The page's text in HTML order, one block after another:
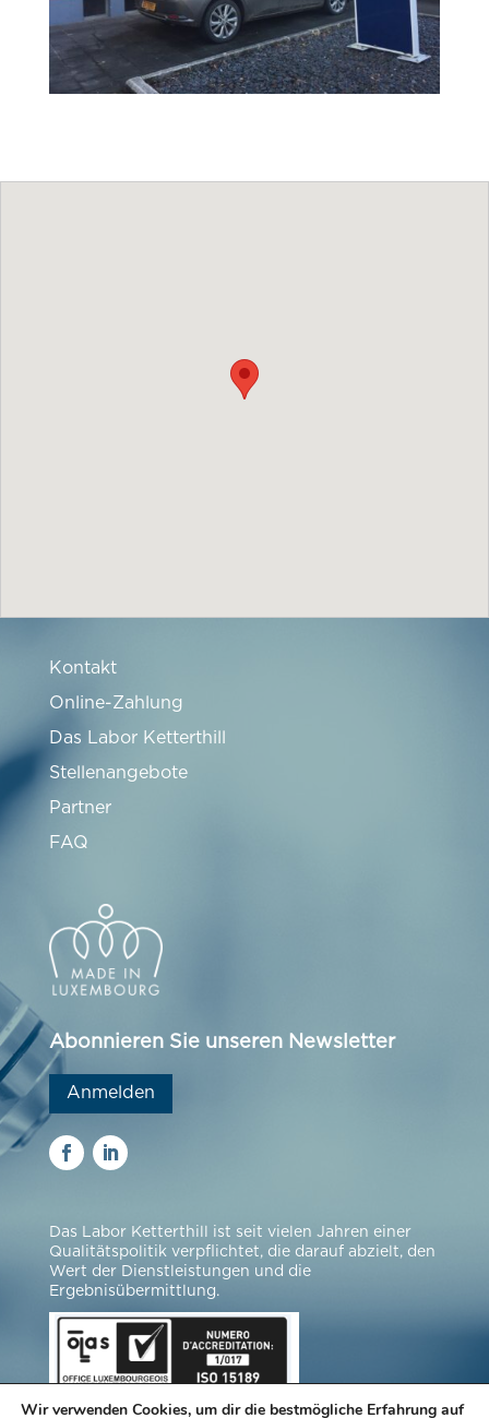
Kontakt
Online-Zahlung
Das Labor Ketterthill
Stellenangebote
Partner
FAQ
Abonnieren Sie unseren Newsletter
Anmelden
Das Labor Ketterthill ist seit vielen Jahren einer
Qualitätspolitik verpflichtet, die darauf abzielt, den
Wert der Dienstleistungen und die
Ergebnisübermittlung.
Wir verwenden Cookies, um dir die bestmögliche Erfahrung auf